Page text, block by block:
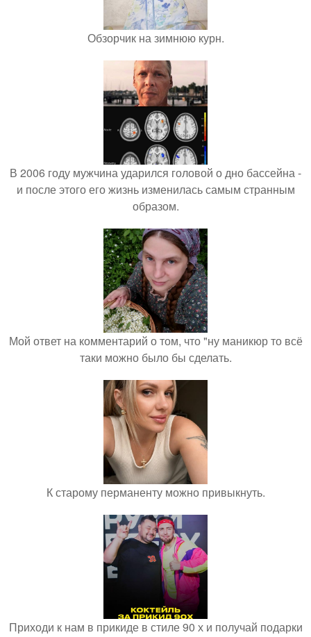
Обзорчик на зимнюю курн.
В 2006 году мужчина ударился головой о дно бассейна -
и после этого его жизнь изменилась самым странным
образом.
Мой ответ на комментарий о том, что "ну маникюр то всё
таки можно было бы сделать.
К старому перманенту можно привыкнуть.
Приходи к нам в прикиде в стиле 90 х и получай подарки